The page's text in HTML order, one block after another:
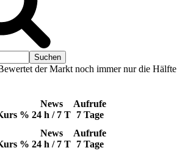
der Markt noch immer nur die Hälfte
%
News
24 h / 7 T
Aufrufe
7 Tage
%
News
24 h / 7 T
Aufrufe
7 Tage